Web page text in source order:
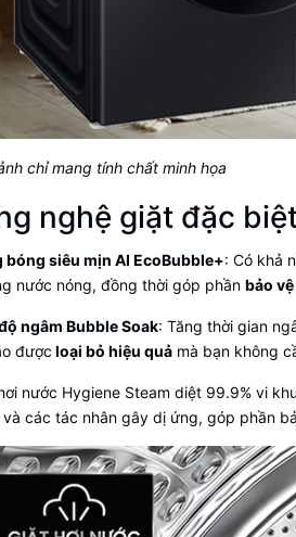
chỉ mang tính chất minh họa
nghệ giặt đặc
bóng siêu mịn AI EcoBubble+: Có khả
nước nóng, đồng thời góp phần bảo
ngâm Bubble Soak: Tăng thời gian
được loại bỏ hiệu quả mà bạn không
nước Hygiene Steam diệt 99.9% vi
và các tác nhân gây dị ứng, góp phần